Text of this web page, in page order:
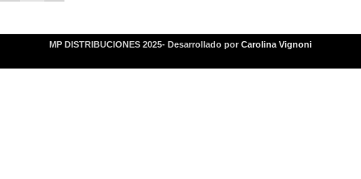
MP DISTRIBUCIONES 2025- Desarrollado por Carolina Vignoni